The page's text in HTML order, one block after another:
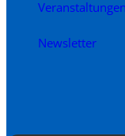
Veranstaltungen
Newsletter